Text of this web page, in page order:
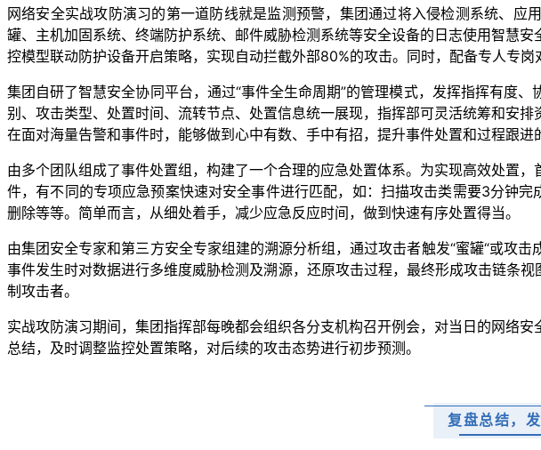
网络安全实战攻防演习的第一道防线就是监测预警，集团通过将入侵检测系统、
罐、主机加固系统、终端防护系统、邮件威胁检测系统等安全设备的日志使用智慧
控模型联动防护设备开启策略，实现自动拦截外部80%的攻击。同时，配备专人专
集团自研了智慧安全协同平台，通过“事件全生命周期”的管理模式，发挥指挥有度
别、攻击类型、处置时间、流转节点、处置信息统一展现，指挥部可灵活统筹和安
在面对海量告警和事件时，能够做到心中有数、手中有招，提升事件处置和过程跟进
由多个团队组成了事件处置组，构建了一个合理的应急处置体系。为实现高效处置
件，有不同的专项应急预案快速对安全事件进行匹配，如：扫描攻击类需要3分钟
删除等等。简单而言，从细处着手，减少应急反应时间，做到快速有序处置得当。
由集团安全专家和第三方安全专家组建的溯源分析组，通过攻击者触发“蜜罐“或攻
事件发生时对数据进行多维度威胁检测及溯源，还原攻击过程，最终形成攻击链条
制攻击者。
实战攻防演习期间，集团指挥部每晚都会组织各分支机构召开例会，对当日的网络
总结，及时调整监控处置策略，对后续的攻击态势进行初步预测。
复盘总结，